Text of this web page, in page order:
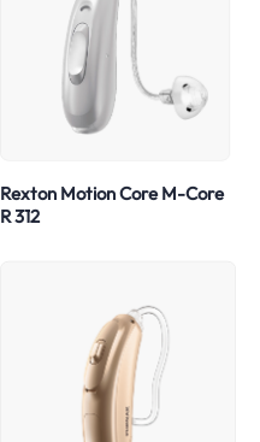
Rexton Motion Core M-Core
R 312